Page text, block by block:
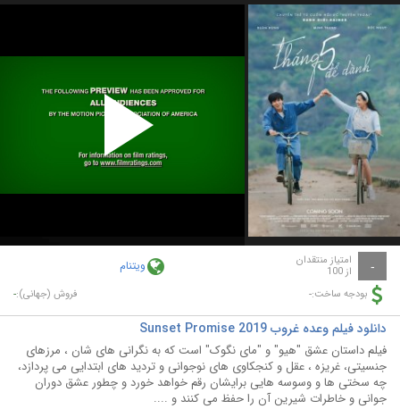
Play
Video
- امتیاز منتقدان
از 100 ویتنام
بودجه ساخت:- فروش (جهانی):-
دانلود فیلم وعده غروب Sunset Promise 2019
فیلم داستان عشق "هیو" و "مای نگوک" است که به نگرانی های شان ، مرزهای
جنسیتی، غریزه ، عقل و کنجکاوی های نوجوانی و تردید های ابتدایی می پردازد،
چه سختی ها و وسوسه هایی برایشان رقم خواهد خورد و چطور عشق دوران
جوانی و خاطرات شیرین آن را حفظ می کنند و ....